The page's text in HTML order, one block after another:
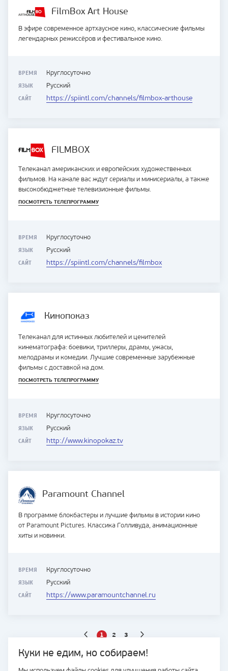
Куки не едим, но собираем!
FilmBox Art House
В эфире современное артхаусное кино, классические фильмы
легендарных режиссёров и фестивальное кино.
ВРЕМЯ Круглосуточно
ЯЗЫК Русский
САЙТ https://spiintl.com/channels/filmbox-arthouse
FILMBOX
Телеканал американских и европейских художественных
фильмов. На канале вас ждут сериалы и минисериалы, а также
высокобюджетные телевизионные фильмы.
ПОСМОТРЕТЬ ТЕЛЕПРОГРАММУ
ВРЕМЯ Круглосуточно
ЯЗЫК Русский
САЙТ https://spiintl.com/channels/filmbox
Кинопоказ
Телеканал для истинных любителей и ценителей
кинематографа: боевики, триллеры, драмы, ужасы,
мелодрамы и комедии. Лучшие современные зарубежные
фильмы с доставкой на дом.
ПОСМОТРЕТЬ ТЕЛЕПРОГРАММУ
ВРЕМЯ Круглосуточно
ЯЗЫК Русский
САЙТ http://www.kinopokaz.tv
Paramount Channel
В программе блокбастеры и лучшие фильмы в истории кино
от Paramount Pictures. Классика Голливуда, анимационные
хиты и новинки.
ВРЕМЯ Круглосуточно
ЯЗЫК Русский
САЙТ https://www.paramountchannel.ru
1 2 3